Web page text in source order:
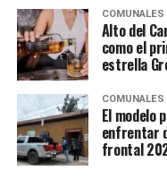
COMUNALES
Alto del
como el
estrella
COMUNALES
El modelo
enfrentar
frontal